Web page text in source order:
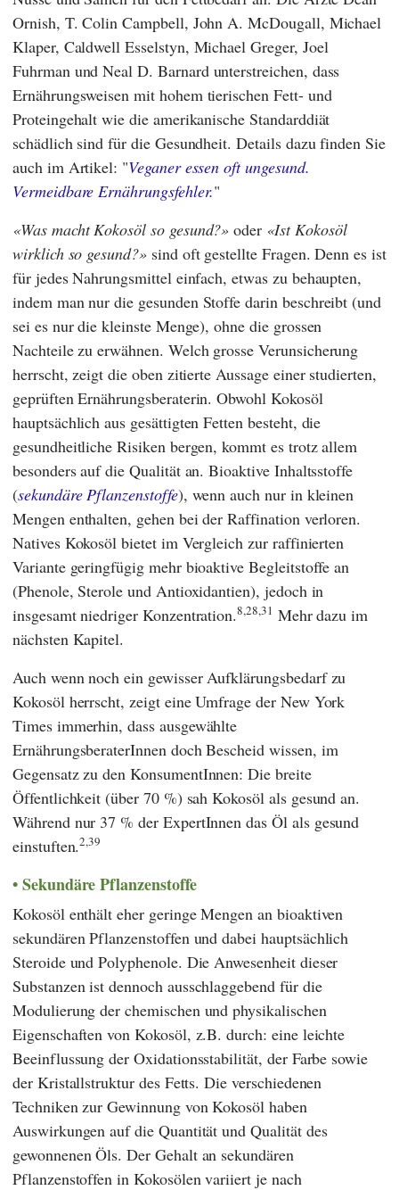
Ornish, T. Colin Campbell, John A. McDougall, Michael
Klaper, Caldwell Esselstyn, Michael Greger, Joel
FuhrmanundNeal D. Barnardunterstreichen, dass
Ernährungsweisen mit hohem tierischen Fett- und
Proteingehalt wie die amerikanische Standarddiät
schädlich sind für die Gesundheit. Details dazu finden Sie
auch im Artikel: "Veganer essen oft ungesund.
Vermeidbare Ernährungsfehler."
Was macht Kokosöl so gesund? oder Ist Kokosöl
wirklich so gesund? sind oft gestellte Fragen. Denn es ist
für jedes Nahrungsmittel einfach, etwas zu behaupten,
indem man nur die gesunden Stoffe darin beschreibt (und
sei es nur die kleinste Menge), ohne die grossen
Nachteile zu erwähnen. Welch grosse Verunsicherung
herrscht, zeigt die oben zitierte Aussage einer studierten,
geprüften Ernährungsberaterin. Obwohl Kokosöl
hauptsächlich aus gesättigten Fetten besteht, die
gesundheitliche Risiken bergen, kommt es trotz allem
besonders auf die Qualität an. Bioaktive Inhaltsstoffe
(sekundäre Pflanzenstoffe), wenn auch nur in kleinen
Mengen enthalten, gehen bei der Raffination verloren.
Natives Kokosöl bietet im Vergleich zur raffinierten
Variante geringfügig mehr bioaktive Begleitstoffe an
(Phenole, Sterole und Antioxidantien), jedoch in
insgesamt niedriger Konzentration.8,28,31 Mehr dazu im
nächsten Kapitel.
Auch wenn noch ein gewisser Aufklärungsbedarf zu
Kokosöl herrscht, zeigt eine Umfrage der New York
Times immerhin, dass ausgewählte
ErnährungsberaterInnen doch Bescheid wissen, im
Gegensatz zu den KonsumentInnen: Die breite
Öffentlichkeit (über 70 %) sah Kokosöl als gesund an.
Während nur 37 % der ExpertInnen das Öl als gesund
einstuften.2,39
Sekundäre Pflanzenstoffe
Kokosöl enthält eher geringe Mengen an bioaktiven
sekundären Pflanzenstoffen und dabei hauptsächlich
Steroide und Polyphenole. Die Anwesenheit dieser
Substanzen ist dennoch ausschlaggebend für die
Modulierung der chemischen und physikalischen
Eigenschaften von Kokosöl, z.B. durch: eine leichte
Beeinflussung der Oxidationsstabilität, der Farbe sowie
der Kristallstruktur des Fetts. Die verschiedenen
Techniken zur Gewinnung von Kokosöl haben
Auswirkungen auf die Quantität und Qualität des
gewonnenen Öls. Der Gehalt an sekundären
Pflanzenstoffen in Kokosölen variiert je nach